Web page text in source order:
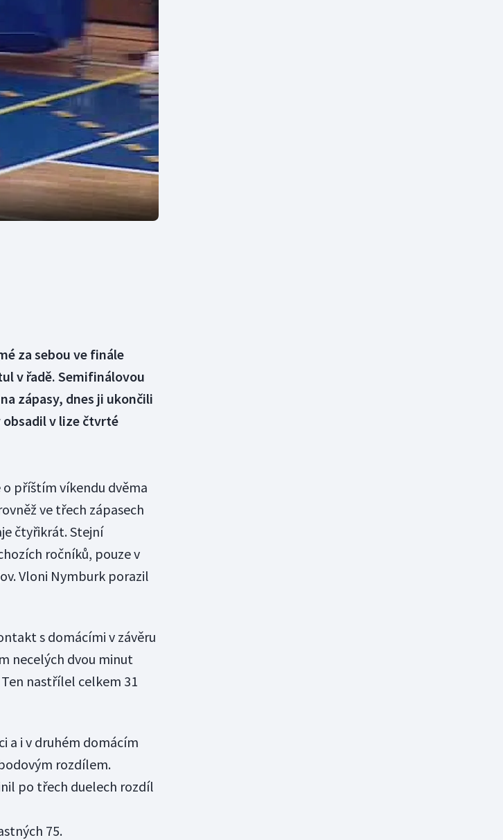
Veslování
Vodní slalom
Volejbal
Ostatní
za sebou ve finále
v řadě. Semifinálovou
zápasy, dnes ji ukončili
v lize čtvrté
o příštím víkendu dvěma
ve třech zápasech
čtyřikrát. Stejní
ročníků, pouze v
Vloni Nymburk porazil
s domácími v závěru
necelých dvou minut
nastřílel celkem 31
a i v druhém domácím
rozdílem.
po třech duelech rozdíl
75.